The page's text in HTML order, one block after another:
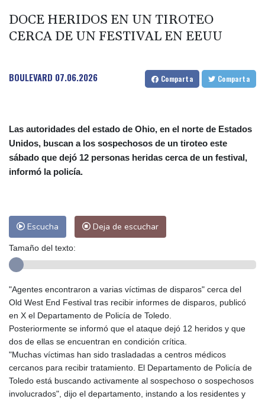
rescatar a los muertos
Canadá trata de adaptarse a un futuro de incendios forestales
los muertos
DOCE HERIDOS EN UN TIROTEO
CERCA DE UN FESTIVAL EN EEUU
BOULEVARD 07.06.2026 Comparta Comparta
Las autoridades del estado de Ohio, en el norte de Estados
Unidos, buscan a los sospechosos de un tiroteo este
sábado que dejó 12 personas heridas cerca de un festival,
informó la policía.
Escucha Deja de escuchar
Tamaño del texto:
"Agentes encontraron a varias víctimas de disparos" cerca del
Old West End Festival tras recibir informes de disparos, publicó
en X el Departamento de Policía de Toledo.
Posteriormente se informó que el ataque dejó 12 heridos y que
dos de ellas se encuentran en condición crítica.
"Muchas víctimas han sido trasladadas a centros médicos
cercanos para recibir tratamiento. El Departamento de Policía de
Toledo está buscando activamente al sospechoso o sospechosos
involucrados", dijo el departamento, instando a los residentes y